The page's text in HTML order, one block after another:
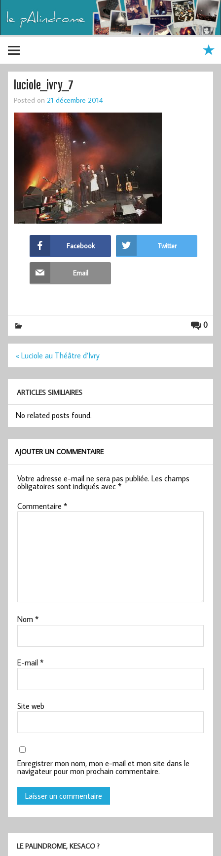
luciole_ivry_7
Posted on 21 décembre 2014
Facebook Twitter
Email
0
Navigation
« Luciole au Théâtre d’Ivry
ARTICLES SIMILIAIRES
No related posts found.
AJOUTER UN COMMENTAIRE
Votre adresse e-mail ne sera pas publiée. Les champs
obligatoires sont indiqués avec*
Commentaire*
Nom*
E-mail*
Site web
Enregistrer mon nom, mon e-mail et mon site dans le
navigateur pour mon prochain commentaire.
LE PALINDROME, KESACO ?